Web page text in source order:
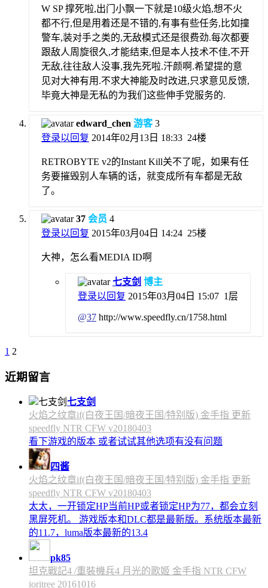
W SP 撑死啦,出门小飘一下就是10级火焰,想不火
都不行,但是用着还是不错的,有事有些任务,比如撞
警车,装对手之类的,无敌模式还是很费劲.每次都要
跟敌人周旋很久,才能结束,但是本人技术不佳,不开
无敌,往往敌人没事,我先死啦.汗颜啊.希望提的意
见对大神有用.不求大神能及时改进,只求意见反馈,
毕竟大神是无私的为我们这些伸手党服务的.
edward_chen 游客 3
登录以回复 2014年02月13日 18:33 24楼
RETROBYTE v2的Instant Kill关不了呢，如果有任
务要摧毁别人车辆的话，就变成所有车都是无敌
了。
37 会员 4
登录以回复 2015年03月04日 14:24 25楼
大神，怎么看MEDIA ID啊
七支剑 博主
登录以回复 2015年03月04日 15:07 1层
@37 http://www.speedfly.cn/1758.html
1 2
近期留言
七支剑
火焰之纹章if(白夜王国/暗夜王国/特别版) 金手指 更新
speedfly NTR CFW v20180403
看下游戏的版本 或者试试其他选项有没有问题
四酱
火焰之纹章if(白夜王国/暗夜王国/特别版) 金手指 更新
speedfly NTR CFW v20180403
太太，一开锁定HP当前HP或者锁定HP为77，都会立刻
黑屏死机。 游戏版本和DLC都是最新版。系统版本最新
的11.7，luma版本最新的13.4
pk85
坦克戰記4 /重裝機兵4 月光的歌姬 金手指 NTR CFW
ioritree 20161016